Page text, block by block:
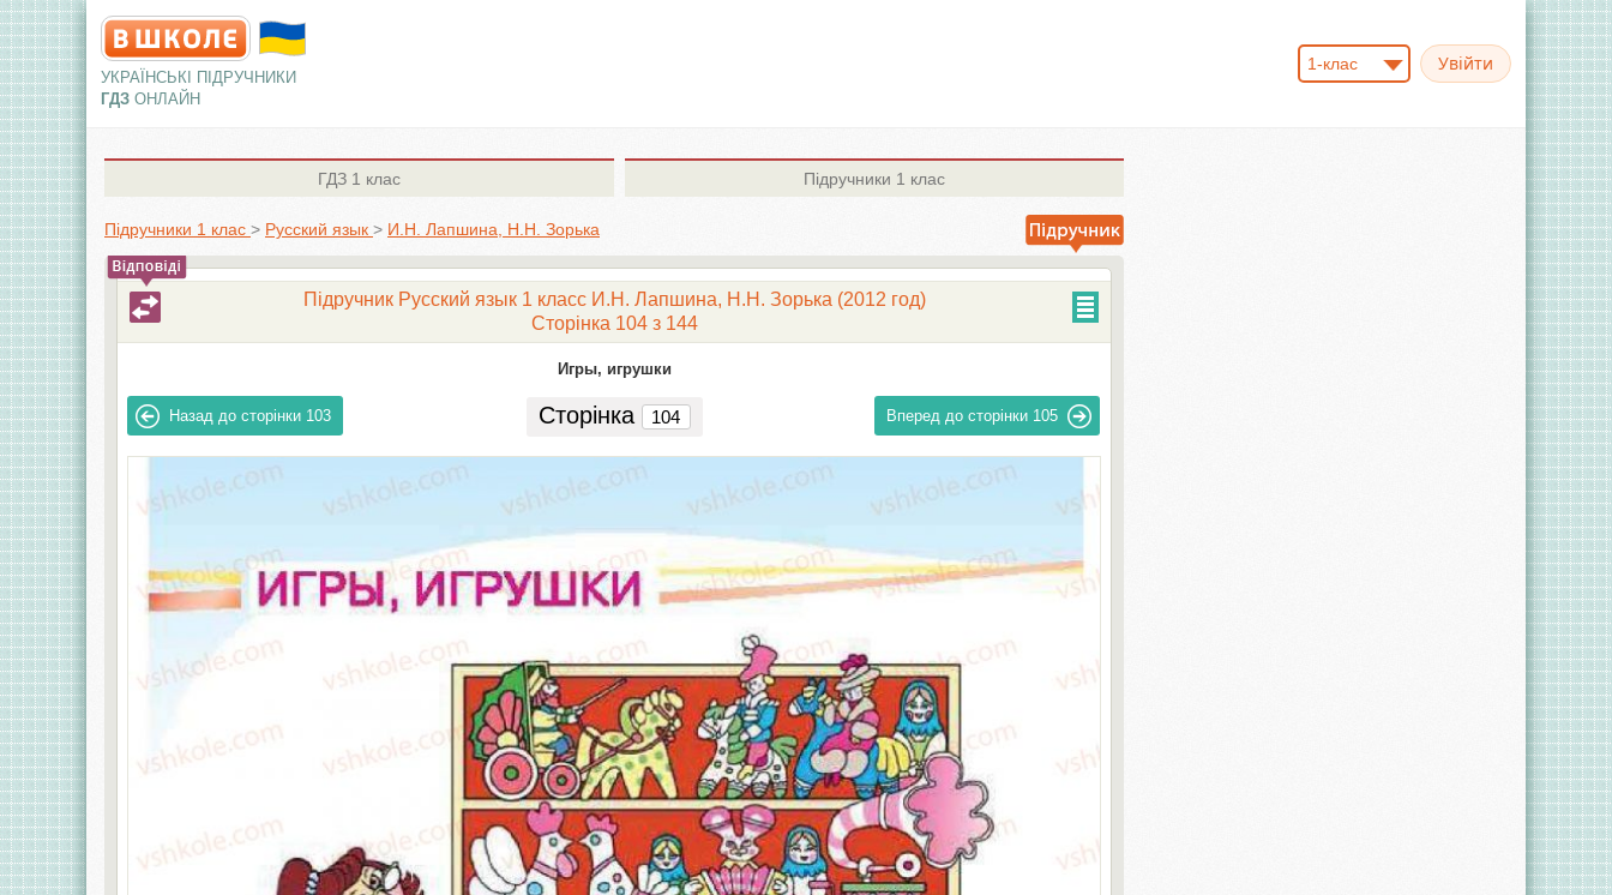
УКРАЇНСЬКІ ПІДРУЧНИКИ
ГДЗ ОНЛАЙН
1-клас
ГДЗ 1 клас Підручники 1 клас
Підручники 1 клас > Русский язык > И.Н. Лапшина, H.H. Зорька
Підручник Русский язык 1 класс И.Н. Лапшина, H.H. Зорька (2012 год)
Сторінка 104 з 144
Игры, игрушки
Назад до сторінки 103 Сторінка Вперед до сторінки 105